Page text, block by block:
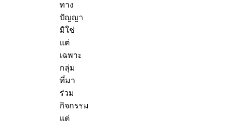
ทาง
ปัญญา
มิใช่
แต่
เฉพาะ
กลุ่ม
ที่มา
ร่วม
กิจกรรม
แต่